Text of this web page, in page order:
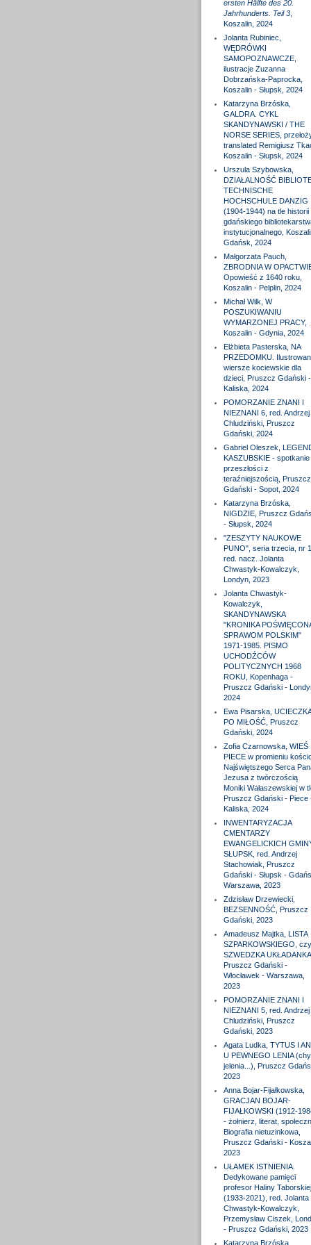
ersten Hälfte des 20.
Jahrhunderts. Teil 3,
Koszalin, 2024
Jolanta Rubiniec,
WĘDRÓWKI
SAMOPOZNAWCZE,
ilustracje Zuzanna
Dobrzańska-Paprocka,
Koszalin - Słupsk, 2024
Katarzyna Brzóska,
GALDRA. CYKL
SKANDYNAWSKI / THE
NORSE SERIES,
translated Remigiusz
Koszalin - Słupsk, 2024
Urszula Szybowska,
DZIAŁALNOŚĆ
TECHNISCHE
HOCHSCHULE DANZIG
(1904-1944) na tle historii
gdańskiego
instytucjonalnego,
Gdańsk, 2024
Małgorzata Pauch,
ZBRODNIA W
Opowieść z 1640 roku,
Koszalin - Pelplin, 2024
Michał Wilk, W
POSZUKIWANIU
WYMARZONEJ PRACY,
Koszalin - Gdynia, 2024
Elżbieta Pasterska, NA
PRZEDOMKU.
wiersze kociewskie dla
dzieci, Pruszcz Gdański -
Kaliska, 2024
POMORZANIE ZNANI I
NIEZNANI 6, red. Andrzej
Chludziński, Pruszcz
Gdański, 2024
Gabriel Oleszek,
KASZUBSKIE - spotkanie
przeszłości z
teraźniejszością, Pruszcz
Gdański - Sopot, 2024
Katarzyna Brzóska,
NIGDZIE, Pruszcz
- Słupsk, 2024
"ZESZYTY NAUKOWE
PUNO", seria trzecia, nr
red. nacz. Jolanta
Chwastyk-Kowalczyk,
Londyn, 2023
Jolanta Chwastyk-
Kowalczyk,
SKANDYNAWSKA
"KRONIKA
SPRAWOM POLSKIM"
1971-1985. PISMO
UCHODŹCÓW
POLITYCZNYCH 1968
ROKU, Kopenhaga -
Pruszcz Gdański -
2024
Ewa Pisarska, UCIECZKA
PO MIŁOŚĆ, Pruszcz
Gdański, 2024
Zofia Czarnowska, WIEŚ
PIECE w promieniu
Najświętszego Serca
Jezusa z twórczością
Moniki Wałaszewskiej w
Pruszcz Gdański - Piece
Kaliska, 2024
INWENTARYZACJA
CMENTARZY
EWANGELICKICH
SŁUPSK, red. Andrzej
Stachowiak, Pruszcz
Gdański - Słupsk -
Warszawa, 2023
Zdzisław Drzewiecki,
BEZSENNOŚĆ, Pruszcz
Gdański, 2023
Amadeusz Majtka, LISTA
SZPARKOWSKIEGO,
SZWEDZKA UKŁADANKA,
Pruszcz Gdański -
Włocławek - Warszawa,
2023
POMORZANIE ZNANI I
NIEZNANI 5, red. Andrzej
Chludziński, Pruszcz
Gdański, 2023
Agata Ludka, TYTUS I
U PEWNEGO LENIA
jelenia...), Pruszcz
2023
Anna Bojar-Fijałkowska,
GRACJAN BOJAR-
FIJAŁKOWSKI (1912-
- żołnierz, literat,
Biografia nietuzinkowa,
Pruszcz Gdański -
2023
UŁAMEK ISTNIENIA.
Dedykowane pamięci
profesor Haliny Taborskiej
(1933-2021), red. Jolanta
Chwastyk-Kowalczyk,
Przemysław Ciszek,
- Pruszcz Gdański, 2023
Katarzyna Brzóska,